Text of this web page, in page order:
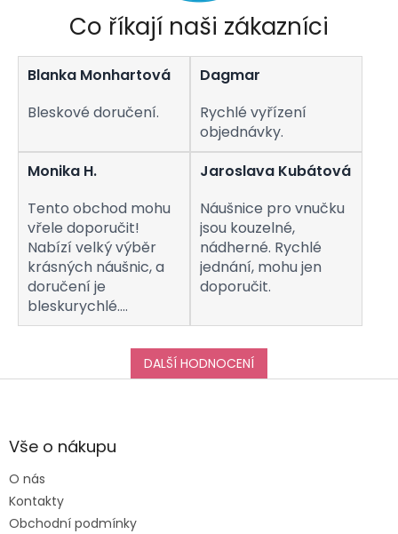
Co říkají naši zákazníci
Blanka Monhartová
Bleskové doručení.
Dagmar
Rychlé vyřízení
objednávky.
Monika H.
Tento obchod mohu
vřele doporučit!
Nabízí velký výběr
krásných náušnic, a
doručení je
bleskurychlé.
Komunikaci s
obchodem hodnotím
taktéž na jedničku!
Děkuji za vše, a určitě
Jaroslava Kubátová
Náušnice pro vnučku
jsou kouzelné,
nádherné. Rychlé
jednání, mohu jen
doporučit.
DALŠÍ HODNOCENÍ
Z
aVše o nákupu
O nás
Kontakty
Obchodní podmínky